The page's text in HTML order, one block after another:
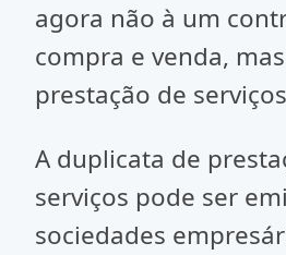
agora não à um
compra e venda,
prestação de
A duplicata de
serviços pode ser
sociedades